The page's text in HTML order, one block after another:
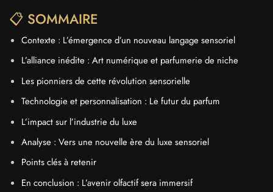
📋 SOMMAIRE
Contexte : L’émergence d’un nouveau langage sensoriel
L’alliance inédite : Art numérique et parfumerie de niche
Les pionniers de cette révolution sensorielle
Technologie et personnalisation : Le futur du parfum
L’impact sur l’industrie du luxe
Analyse : Vers une nouvelle ère du luxe sensoriel
Points clés à retenir
En conclusion : L’avenir olfactif sera immersif